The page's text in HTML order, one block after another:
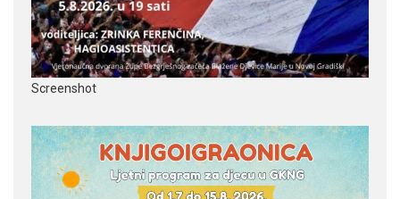
Screenshot